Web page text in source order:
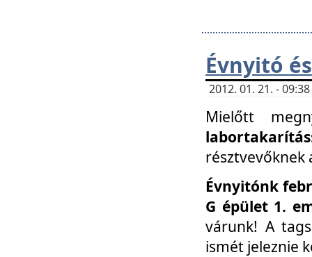
Évnyitó
2012. 01. 21. -
Mielőtt
labortakarítás
résztvevőknek
Évnyitónk
G épület 1.
várunk! A
ismét jeleznie